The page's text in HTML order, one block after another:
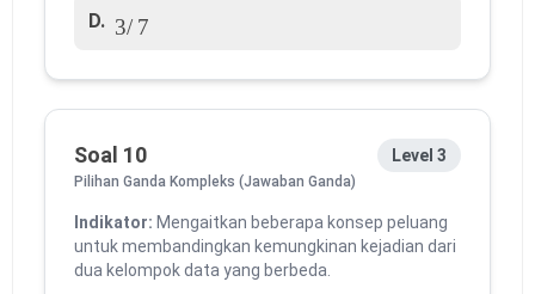
D.
Soal 10
Pilihan Ganda Kompleks (Jawaban Ganda)
Level 3
Indikator: Mengaitkan beberapa konsep peluang
untuk membandingkan kemungkinan kejadian dari
dua kelompok data yang berbeda.